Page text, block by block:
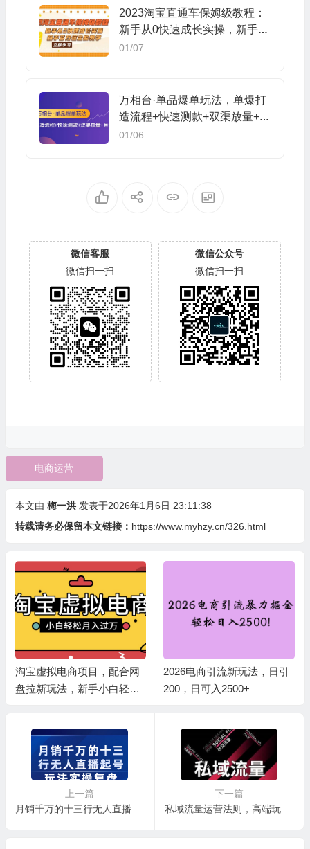
2023淘宝直通车保姆级教程：
新手从0快速成长实操，新手多
方位全能教学
01/07
万相台·单品爆单玩法，单爆打
造流程+快速测款+双渠放量+巨
量引爆
01/06
微信客服
微信扫一扫
微信公众号
微信扫一扫
电商运营
本文由 梅一洪 发表于2026年1月6日 23:11:38
转载请务必保留本文链接： https://www.myhzy.cn/326.html
淘宝虚拟电商项目，配合网
盘拉新玩法，新手小白轻松
2026电商引流新玩法，日引
200，日可入2500+
上一篇
下一篇
私域流量运营法则，高端玩家的私域流量是如何搭建的【视频课程】